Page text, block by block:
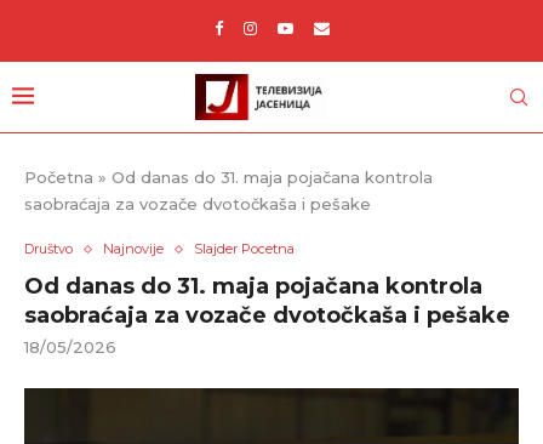
Početna » Od danas do 31. maja pojačana kontrola
saobraćaja za vozače dvotočkaša i pešake
Društvo Najnovije Slajder Pocetna
Od danas do 31. maja pojačana kontrola
saobraćaja za vozače dvotočkaša i pešake
18/05/2026